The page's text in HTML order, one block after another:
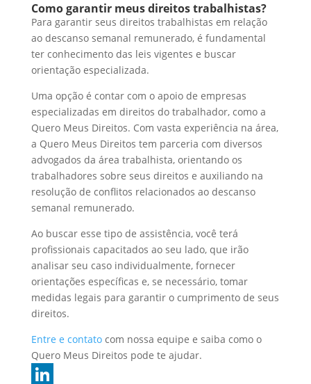
Como garantir meus direitos trabalhistas?
Para garantir seus direitos trabalhistas em relação
ao descanso semanal remunerado, é fundamental
ter conhecimento das leis vigentes e buscar
orientação especializada.
Uma opção é contar com o apoio de empresas
especializadas em direitos do trabalhador, como a
Quero Meus Direitos. Com vasta experiência na área,
a Quero Meus Direitos tem parceria com diversos
advogados da área trabalhista, orientando os
trabalhadores sobre seus direitos e auxiliando na
resolução de conflitos relacionados ao descanso
semanal remunerado.
Ao buscar esse tipo de assistência, você terá
profissionais capacitados ao seu lado, que irão
analisar seu caso individualmente, fornecer
orientações específicas e, se necessário, tomar
medidas legais para garantir o cumprimento de seus
direitos.
Entre e contatocom nossa equipe e saiba como o
Quero Meus Direitos pode te ajudar.